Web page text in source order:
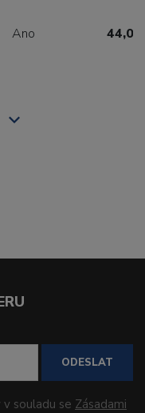
Ano 44,00
ODESLAT
souladu se Zásadami